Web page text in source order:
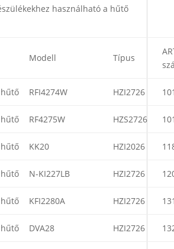
használható a hűtő
Modell Típus
hűtő RFI4274W HZI2726
hűtő RF4275W HZS2726
hűtő KK20 HZI2026
hűtő N-KI227LB HZI2726
hűtő KFI2280A HZI2726
hűtő DVA28 HZI2726